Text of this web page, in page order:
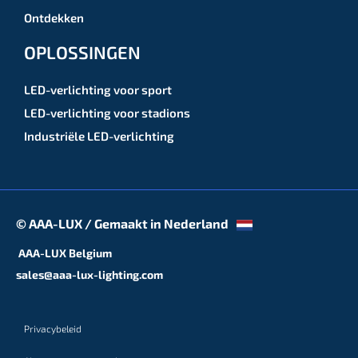
Ontdekken
OPLOSSINGEN
LED-verlichting voor sport
LED-verlichting voor stadions
Industriële LED-verlichting
© AAA-LUX / Gemaakt in Nederland
AAA-LUX Belgium
sales@aaa-lux-lighting.com
Privacybeleid